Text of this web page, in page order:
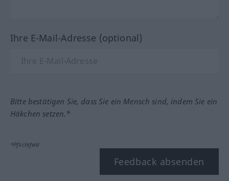
Ihre E-Mail-Adresse (optional)
Bitte bestätigen Sie, dass Sie ein Mensch sind, indem Sie ein
Häkchen setzen.*
*Pflichtfeld
Feedback absenden